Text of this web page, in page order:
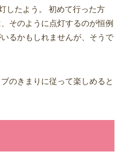
したよう。 初めて行った方
そのように点灯するのが恒例
るかもしれませんが、そうで
のきまりに従って楽しめると